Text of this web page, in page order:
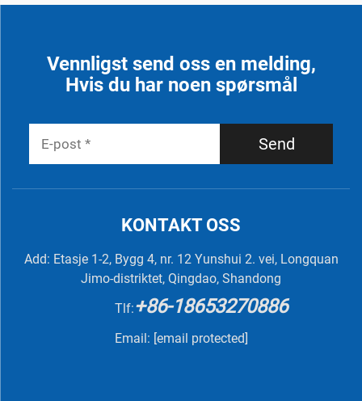
Vennligst send oss en melding,
Hvis du har noen spørsmål
Send
KONTAKT OSS
Add: Etasje 1-2, Bygg 4, nr. 12 Yunshui 2. vei, Longquan
Jimo-distriktet, Qingdao, Shandong
Tlf:+86-18653270886
Email: [email protected]